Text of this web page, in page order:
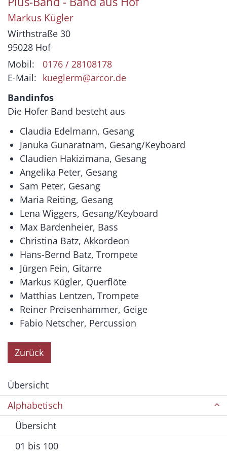
Markus Kügler
Wirthstraße 30
95028 Hof
Mobil:
0176 / 28108178
E-Mail: kueglerm@arcor.de
Bandinfos
Die Hofer Band besteht aus
Claudia Edelmann, Gesang
Januka Gunaratnam, Gesang/Keyboard
Claudien Hakizimana, Gesang
Angelika Peter, Gesang
Sam Peter, Gesang
Maria Reiting, Gesang
Lena Wiggers, Gesang/Keyboard
Max Bardenheier, Bass
Christina Batz, Akkordeon
Hans-Bernd Batz, Trompete
Jürgen Fein, Gitarre
Markus Kügler, Querflöte
Matthias Lentzen, Trompete
Reiner Preisenhammer, Geige
Fabio Netscher, Percussion
Zurück
Übersicht
Alphabetisch
Übersicht
01 bis 100